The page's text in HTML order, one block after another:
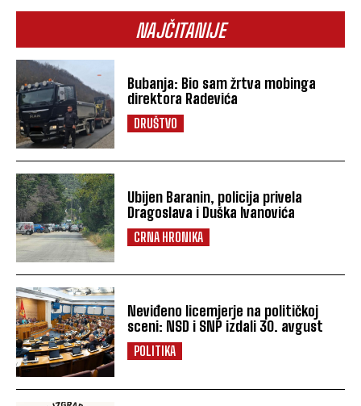
NAJČITANIJE
Bubanja: Bio sam žrtva mobinga
direktora Radevića
DRUŠTVO
Ubijen Baranin, policija privela
Dragoslava i Duška Ivanovića
CRNA HRONIKA
Neviđeno licemjerje na političkoj
sceni: NSD i SNP izdali 30. avgust
POLITIKA